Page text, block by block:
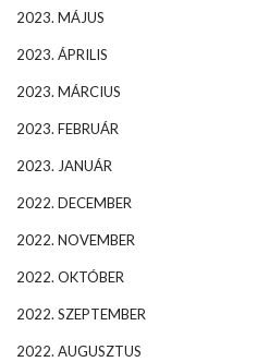
2023. MÁJUS
2023. ÁPRILIS
2023. MÁRCIUS
2023. FEBRUÁR
2023. JANUÁR
2022. DECEMBER
2022. NOVEMBER
2022. OKTÓBER
2022. SZEPTEMBER
2022. AUGUSZTUS